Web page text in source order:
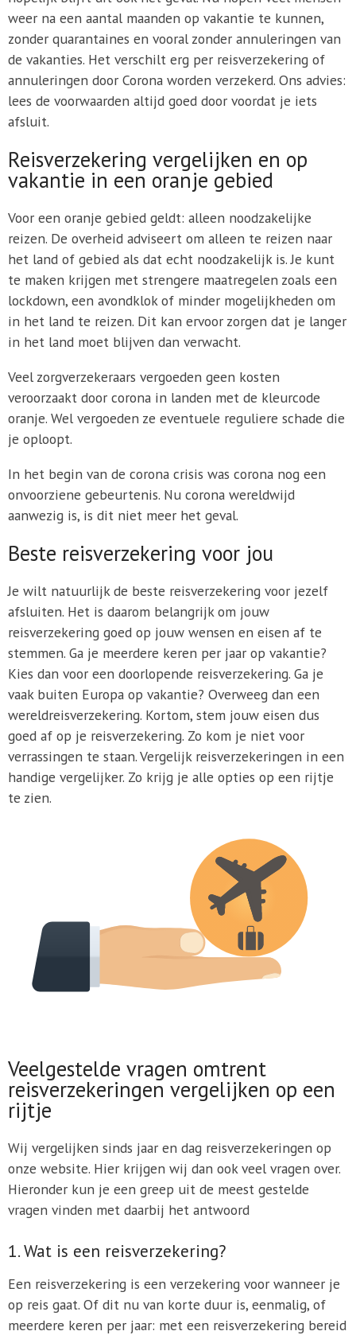
weer na een aantal maanden op vakantie te kunnen,
zonder quarantaines en vooral zonder annuleringen van
de vakanties. Het verschilt erg per reisverzekering of
annuleringen door Corona worden verzekerd. Ons advies:
lees de voorwaarden altijd goed door voordat je iets
afsluit.
Reisverzekering vergelijken en op
vakantie in een oranje gebied
Voor een oranje gebied geldt: alleen noodzakelijke
reizen. De overheid adviseert om alleen te reizen naar
het land of gebied als dat echt noodzakelijk is. Je kunt
te maken krijgen met strengere maatregelen zoals een
lockdown, een avondklok of minder mogelijkheden om
in het land te reizen. Dit kan ervoor zorgen dat je langer
in het land moet blijven dan verwacht.
Veel zorgverzekeraars vergoeden geen kosten
veroorzaakt door corona in landen met de kleurcode
oranje. Wel vergoeden ze eventuele reguliere schade die
je oploopt.
In het begin van de corona crisis was corona nog een
onvoorziene gebeurtenis. Nu corona wereldwijd
aanwezig is, is dit niet meer het geval.
Beste reisverzekering voor jou
Je wilt natuurlijk de beste reisverzekering voor jezelf
afsluiten. Het is daarom belangrijk om jouw
reisverzekering goed op jouw wensen en eisen af te
stemmen. Ga je meerdere keren per jaar op vakantie?
Kies dan voor een doorlopende reisverzekering. Ga je
vaak buiten Europa op vakantie? Overweeg dan een
wereldreisverzekering. Kortom, stem jouw eisen dus
goed af op je reisverzekering. Zo kom je niet voor
verrassingen te staan. Vergelijk reisverzekeringen in een
handige vergelijker. Zo krijg je alle opties op een rijtje
te zien.
Veelgestelde vragen omtrent
reisverzekeringen vergelijken op een
rijtje
Wij vergelijken sinds jaar en dag reisverzekeringen op
onze website. Hier krijgen wij dan ook veel vragen over.
Hieronder kun je een greep uit de meest gestelde
vragen vinden met daarbij het antwoord
1. Wat is een reisverzekering?
Een reisverzekering is een verzekering voor wanneer je
op reis gaat. Of dit nu van korte duur is, eenmalig, of
meerdere keren per jaar: met een reisverzekering bereid